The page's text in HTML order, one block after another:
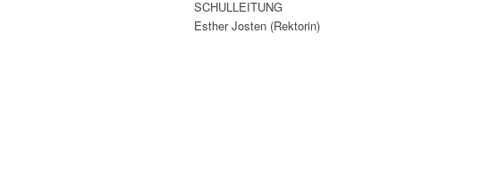
SCHULLEITUNG
Esther Josten (Rektorin)